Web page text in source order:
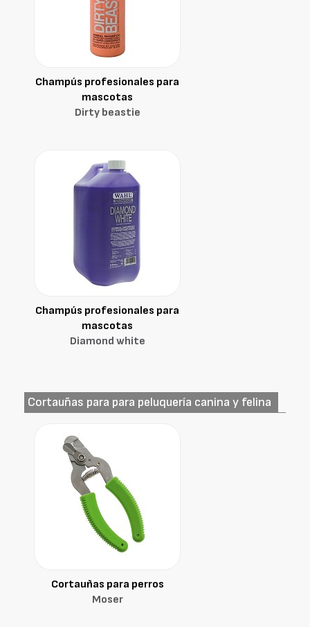
Champús profesionales para
mascotas
Dirty beastie
Champús profesionales para
mascotas
Diamond white
Cortauñas para para peluquería canina y felina
Cortauñas para perros
Moser